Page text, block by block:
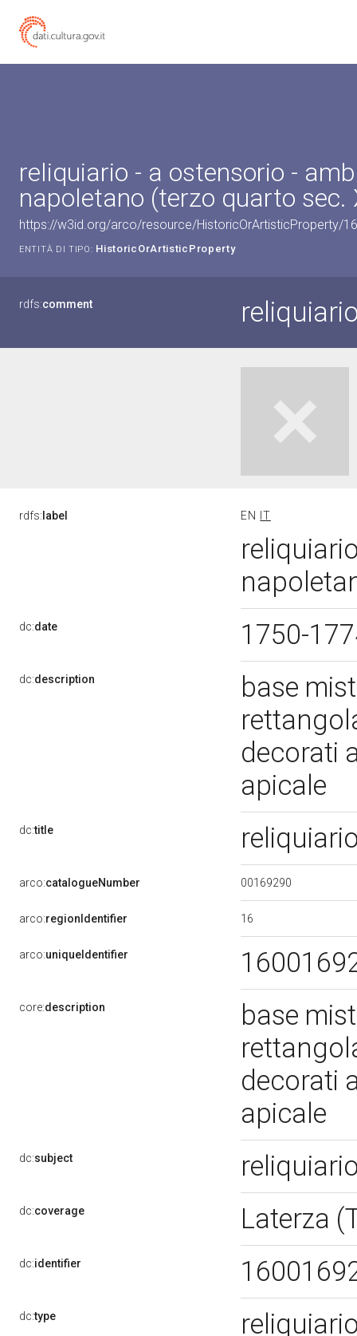
reliquiario - a ostensorio -
napoletano (terzo quarto sec.
https://w3id.org/arco/resource/HistoricOrArtisticProperty/
ENTITÀ DI TIPO: HistoricOrArtisticProperty
rdfs:comment
rdfs: label EN IT
dc:date 1750-
dc:description
base
decorati
apicale
dc:title
arco:catalogueNumber 00169290
arco:regionIdentifier 16
arco:uniqueIdentifier
core:description
base
decorati
apicale
dc:subject
dc:coverage Laterza
dc:identifier
dc:type